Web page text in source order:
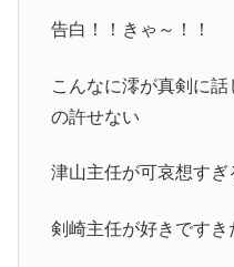
告白！！きゃ～！！
こんなに澪が真剣に
の許せない
津山主任が可哀想すぎ
剣崎主任が好きですき